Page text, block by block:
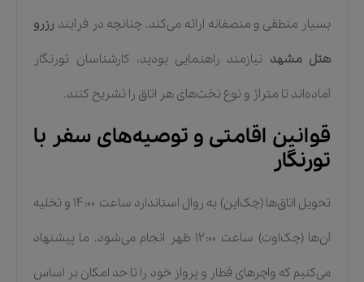
بسیار منطقی و منصفانه ارائه می‌کند. چنانچه در فرآیند رزرو
هتل مشهد نیازمند راهنمایی بودید، کارشناسان تورنگار
آماده‌اند تا متراژ و نوع تخت‌های هر اتاق را تشریح کنند.
قوانین اقامتی و توصیه‌های سفر با
تورنگار
تحویل اتاق‌ها (چک‌این) به روال استاندارد ساعت ۱۴:۰۰ و تخلیه
آن‌ها (چک‌اوت) ساعت ۱۲:۰۰ ظهر انجام می‌شود. ما پیشنهاد
می‌کنیم که واچرهای قطار و پرواز خود را تا حد امکان بر اساس